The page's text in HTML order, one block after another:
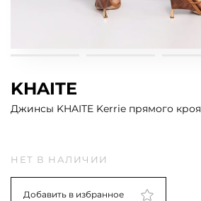
KHAITE
Джинсы KHAITE Kerrie прямого кроя
НЕТ В НАЛИЧИИ
Добавить в избранное